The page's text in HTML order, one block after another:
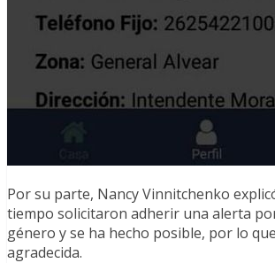
Por su parte, Nancy Vinnitchenko
tiempo solicitaron adherir una alerta
género y se ha hecho posible, por lo
agradecida.